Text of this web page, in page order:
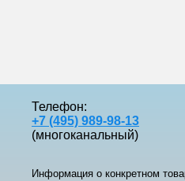
Телефон:
+7 (495) 989-98-13
(многоканальный)
Информация о конкретном